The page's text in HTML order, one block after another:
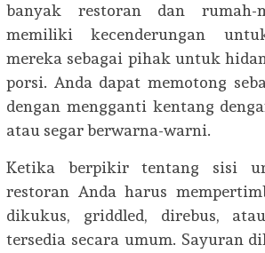
banyak restoran dan rumah-
memiliki kecenderungan
mereka sebagai pihak untuk
porsi. Anda dapat memotong
dengan mengganti kentang
atau segar berwarna-warni.
Ketika berpikir tentang sisi
restoran Anda harus
dikukus, griddled, direbus,
tersedia secara umum. Sayuran